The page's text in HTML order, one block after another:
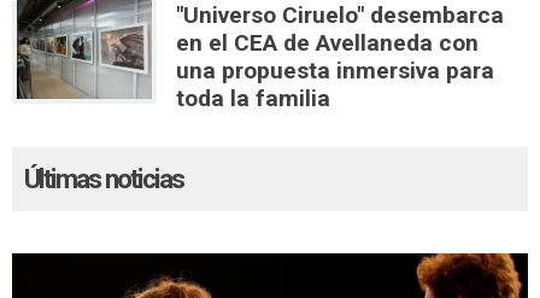
"Universo Ciruelo" desembarca
en el CEA de Avellaneda con
una propuesta inmersiva para
toda la familia
Últimas noticias